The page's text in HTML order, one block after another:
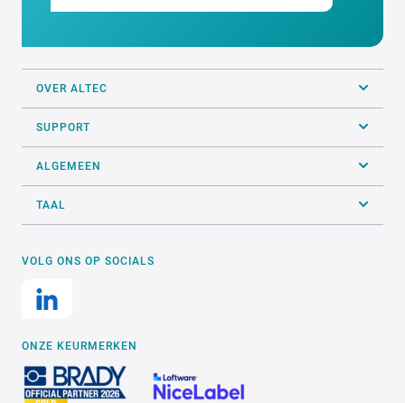
OVER ALTEC
SUPPORT
ALGEMEEN
TAAL
VOLG ONS OP SOCIALS
ONZE KEURMERKEN